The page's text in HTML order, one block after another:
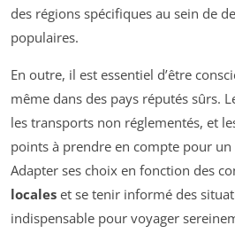
des régions spécifiques au sein de
populaires.
En outre, il est essentiel d’être
même dans des pays réputés sûrs.
les transports non réglementés, et
points à prendre en compte pour un
Adapter ses choix en fonction des
locales et se tenir informé des
indispensable pour voyager